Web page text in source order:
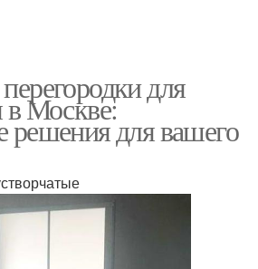
для
в Москве:
решения для вашего